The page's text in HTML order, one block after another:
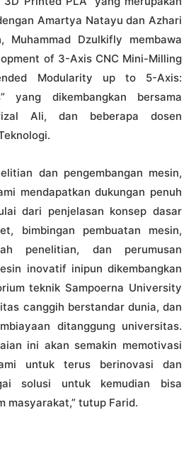
Amartya Natayu dan Azhari
Muhammad Dzulkifly membawa
of 3-Axis CNC Mini-Milling
Modularity up to 5-Axis:
yang dikembangkan bersama
Ali, dan beberapa dosen
dan pengembangan mesin,
mendapatkan dukungan penuh
dari penjelasan konsep dasar
bimbingan pembuatan mesin,
penelitian, dan perumusan
inovatif inipun dikembangkan
teknik Sampoerna University
canggih berstandar dunia, dan
ditanggung universitas.
ini akan semakin memotivasi
untuk terus berinovasi dan
solusi untuk kemudian bisa
masyarakat,” tutup Farid.